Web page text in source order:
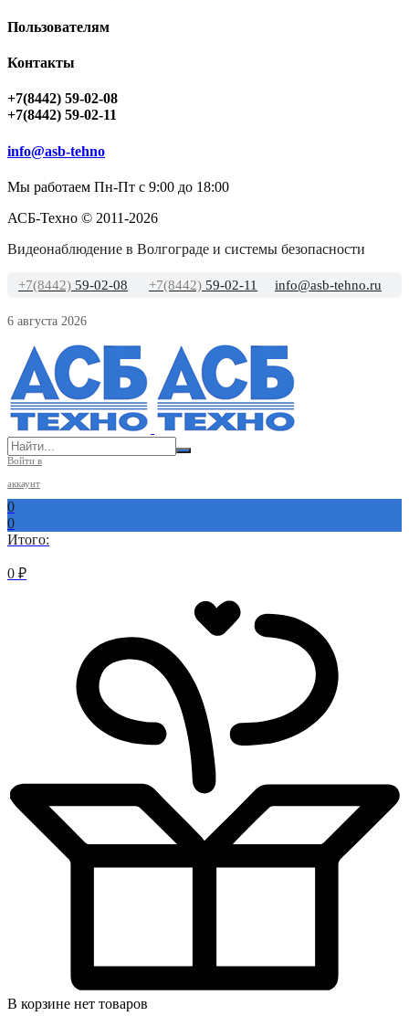
Пользователям
Контакты
+7(8442) 59-02-08
+7(8442) 59-02-11
info@asb-tehno
Мы работаем Пн-Пт с 9:00 до 18:00
АСБ-Техно © 2011-2026
Видеонаблюдение в Волгограде и системы безопасности
+7(8442) 59-02-08 +7(8442) 59-02-11 info@asb-tehno.ru
6 августа 2026
Войти в
аккаунт
0
0
Итого:
0 ₽
В корзине нет товаров